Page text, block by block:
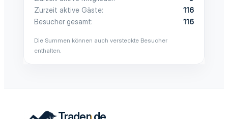
Zurzeit aktive Gäste
116
Besucher gesamt
116
Die Summen können auch versteckte Besucher
enthalten.